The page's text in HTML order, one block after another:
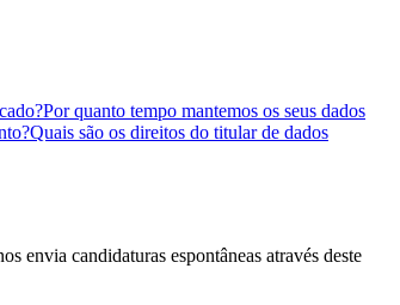
Por quanto tempo mantemos os seus dados
Quais são os direitos do titular de dados
envia candidaturas espontâneas através deste